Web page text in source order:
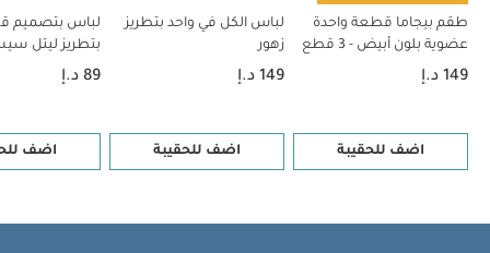
طقم بيجاما قطعة واحدة
عضوية بلون أبيض - 3 قطع
149 د.إ
اضف للحقيبة
لباس الكل في واحد بتطريز
زهور
149 د.إ
اضف للحقيبة
لباس بتصميم
بتطريز ليتل
89 د.إ
اضف